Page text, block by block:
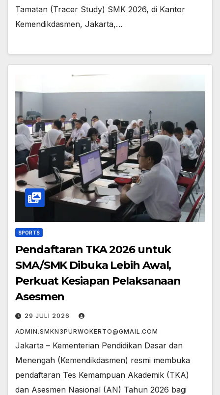
Tamatan (Tracer Study) SMK 2026, di Kantor
Kemendikdasmen, Jakarta,…
SPORTS
Pendaftaran TKA 2026 untuk
SMA/SMK Dibuka Lebih Awal,
Perkuat Kesiapan Pelaksanaan
Asesmen
29 JULI 2026
ADMIN.SMKN3PURWOKERTO@GMAIL.COM
Jakarta – Kementerian Pendidikan Dasar dan
Menengah (Kemendikdasmen) resmi membuka
pendaftaran Tes Kemampuan Akademik (TKA)
dan Asesmen Nasional (AN) Tahun 2026 bagi